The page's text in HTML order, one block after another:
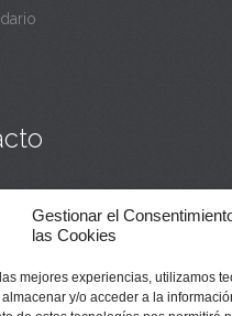
Gestionar el
las Cookies
mejores experiencias, utilizamos
y/o acceder a la
609 423 521o949 835
y sacerdotes:949 835 111
monasterio@buenafuente.org